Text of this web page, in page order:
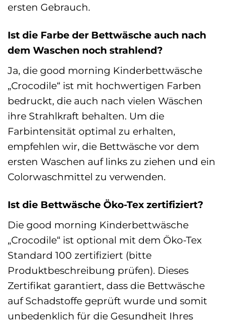
ersten Gebrauch.
Ist die Farbe der Bettwäsche auch nach
dem Waschen noch strahlend?
Ja, die good morning Kinderbettwäsche
„Crocodile“ ist mit hochwertigen Farben
bedruckt, die auch nach vielen Wäschen
ihre Strahlkraft behalten. Um die
Farbintensität optimal zu erhalten,
empfehlen wir, die Bettwäsche vor dem
ersten Waschen auf links zu ziehen und ein
Colorwaschmittel zu verwenden.
Ist die Bettwäsche Öko-Tex zertifiziert?
Die good morning Kinderbettwäsche
„Crocodile“ ist optional mit dem Öko-Tex
Standard 100 zertifiziert (bitte
Produktbeschreibung prüfen). Dieses
Zertifikat garantiert, dass die Bettwäsche
auf Schadstoffe geprüft wurde und somit
unbedenklich für die Gesundheit Ihres